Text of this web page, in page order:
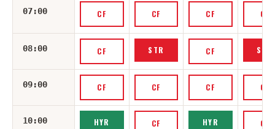
07:00 CF CF CF CF
08:00 CF STR CF STR
09:00 CF CF CF CF
10:00 HYR CF HYR CF